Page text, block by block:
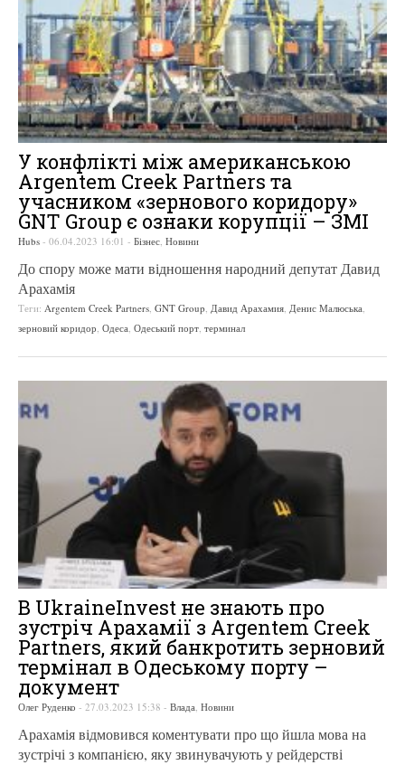
У конфлікті між американською
Argentem Creek Partners та
учасником «зернового коридору»
GNT Group є ознаки корупції – ЗМІ
Hubs - 06.04.2023 16:01 - Бізнес Новини
До спору може мати відношення народний депутат Давид
Арахамія
Теги: Argentem Creek Partners GNT Group Давид Арахамия Денис Малюська
зерновий коридор Одеса Одеський порт терминал
В UkraineInvest не знають про
зустріч Арахамії з Argentem Creek
Partners, який банкротить зерновий
термінал в Одеському порту –
документ
Олег Руденко - 27.03.2023 15:38 - Влада, Новини
Арахамія відмовився коментувати про що йшла мова на
зустрічі з компанією, яку звинувачують у рейдерстві